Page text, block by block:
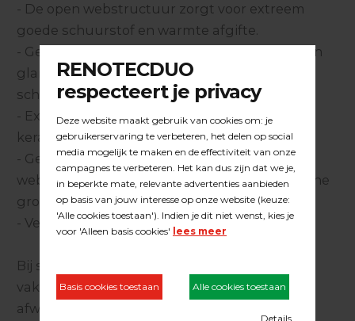
- De open webstructuur zorgt voor extreem
goede schuurstof en warmte afgifte.
- Geen nestvorming van stof waardoor er geen
glans en structuur verschillen in het
schuurbeeld ontstaan.
- Extreem lange standtijd door de 100%
keramische korrel.
- Geen krasbeeld waarneembaar door het
webvormig basis materiaal waar de keramische
grondstof is aangebracht.
- Velcro bevestiging.
Bij schuurwerkzaamheden komt men steeds
vaker in contact met aluminium profielen en
afwerk stripserie welke niet met traditioneel